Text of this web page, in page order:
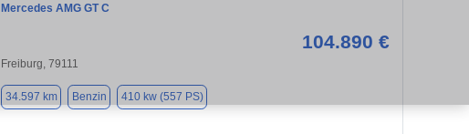
Mercedes AMG GT C
104.890 €
Freiburg, 79111
34.597 km Benzin 410 kw (557 PS)